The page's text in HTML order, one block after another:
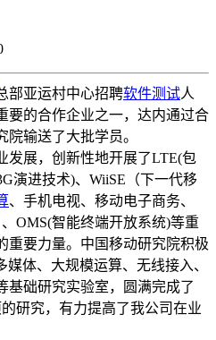
部亚运村中心招聘软件测试人
要的合作企业之一，达内通过合
输送了大批学员。
发展，创新性地开展了LTE(包
演进技术)、WiiSE（下一代移
、手机电视、移动电子商务、
OMS(智能终端开放系统)等重
重要力量。中国移动研究院积极
体、大规模运算、无线接入、
基础研究实验室，圆满完成了
研究，有力提高了我公司在业